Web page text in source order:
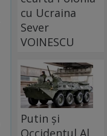
cu Ucraina
Sever
VOINESCU
Putin și
Occidentul Al